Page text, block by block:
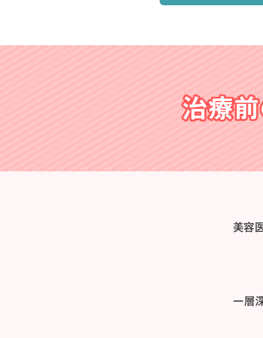
治療
美容
一層